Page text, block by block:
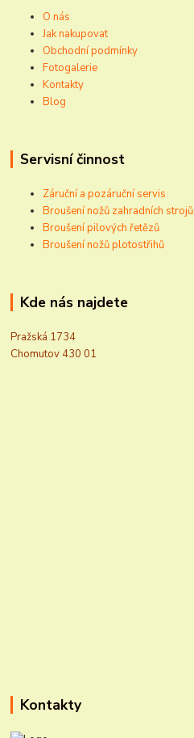
O nás
Jak nakupovat
Obchodní podmínky
Fotogalerie
Kontakty
Blog
Servisní činnost
Záruční a pozáruční servis
Broušení nožů zahradních strojů
Broušení pilových řetězů
Broušení nožů plotostřihů
Kde nás najdete
Pražská 1734
Chomutov 430 01
Kontakty